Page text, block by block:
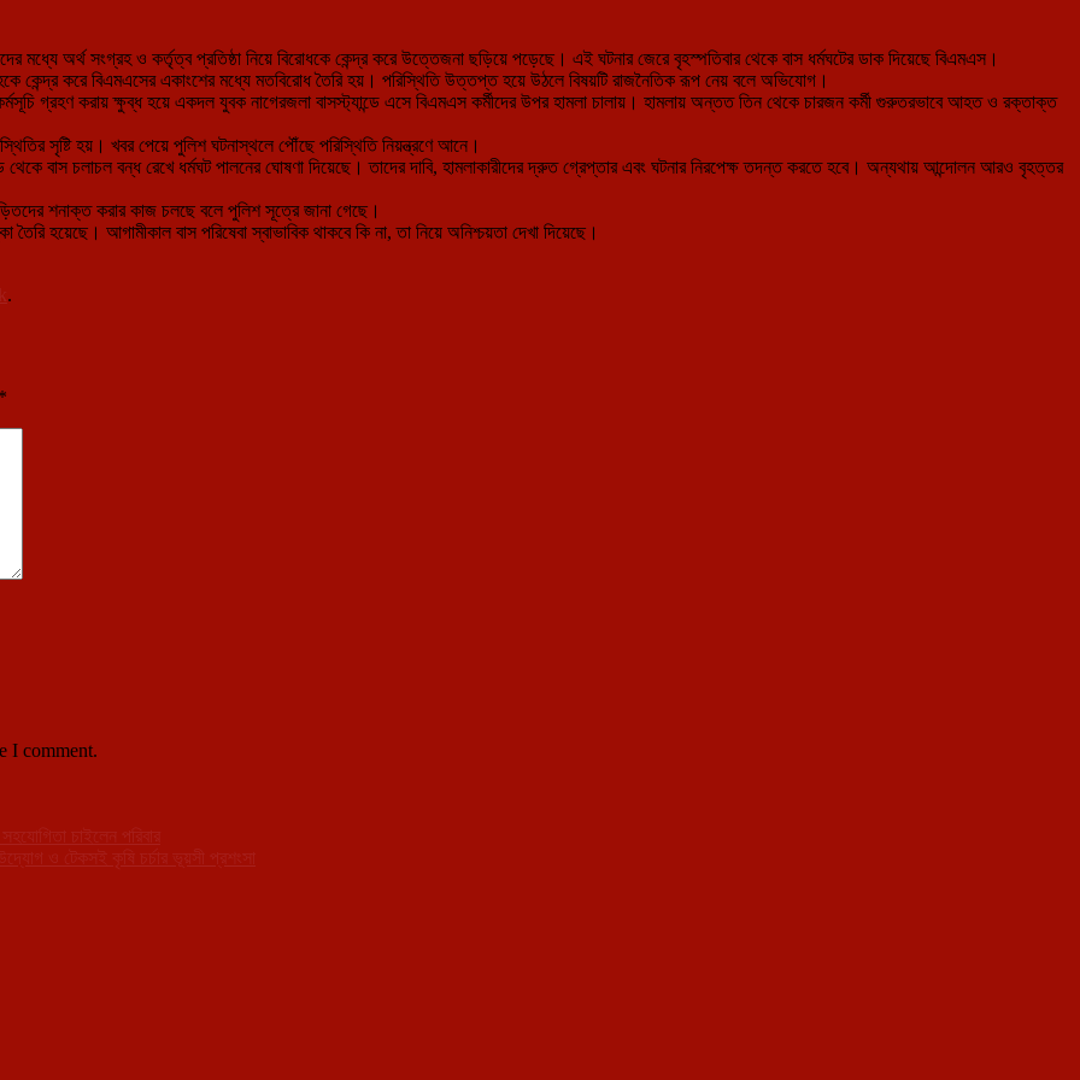
মধ্যে অর্থ সংগ্রহ ও কর্তৃত্ব প্রতিষ্ঠা নিয়ে বিরোধকে কেন্দ্র করে উত্তেজনা ছড়িয়ে পড়েছে। এই ঘটনার জেরে বৃহস্পতিবার থেকে বাস ধর্মঘটের ডাক দিয়েছে বিএমএস।
কেন্দ্র করে বিএমএসের একাংশের মধ্যে মতবিরোধ তৈরি হয়। পরিস্থিতি উত্তপ্ত হয়ে উঠলে বিষয়টি রাজনৈতিক রূপ নেয় বলে অভিযোগ।
গ্রহণ করায় ক্ষুব্ধ হয়ে একদল যুবক নাগেরজলা বাসস্ট্যান্ডে এসে বিএমএস কর্মীদের উপর হামলা চালায়। হামলায় অন্তত তিন থেকে চারজন কর্মী গুরুতরভাবে আহত ও রক্তাক্ত
সৃষ্টি হয়। খবর পেয়ে পুলিশ ঘটনাস্থলে পৌঁছে পরিস্থিতি নিয়ন্ত্রণে আনে।
থেকে বাস চলাচল বন্ধ রেখে ধর্মঘট পালনের ঘোষণা দিয়েছে। তাদের দাবি, হামলাকারীদের দ্রুত গ্রেপ্তার এবং ঘটনার নিরপেক্ষ তদন্ত করতে হবে। অন্যথায় আন্দোলন আরও বৃহত্তর
শনাক্ত করার কাজ চলছে বলে পুলিশ সূত্রে জানা গেছে।
তৈরি হয়েছে। আগামীকাল বাস পরিষেবা স্বাভাবিক থাকবে কি না, তা নিয়ে অনিশ্চয়তা দেখা দিয়েছে।
.
*
I comment.
চাইলেন পরিবার
ও টেকসই কৃষি চর্চার ভূয়সী প্রশংসা